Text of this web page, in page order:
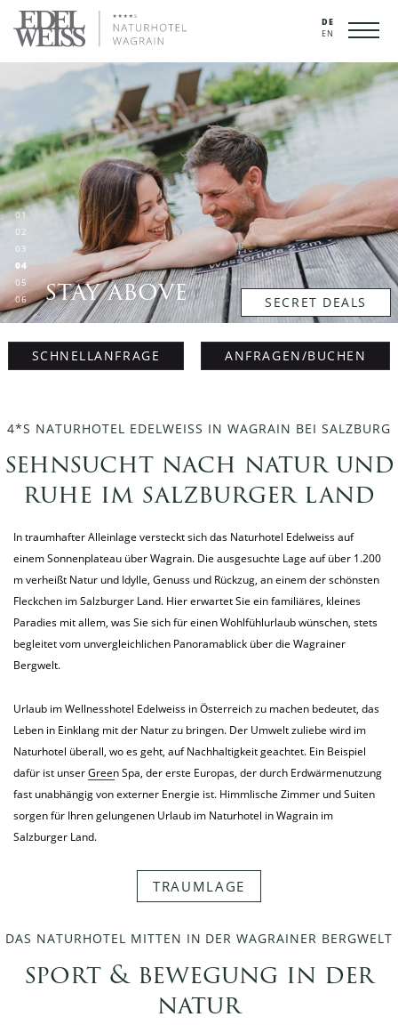
stay above
01
02
03
04
05
06
SECRET DEALS
SCHNELLANFRAGE ANFRAGEN/BUCHEN
4*S NATURHOTEL EDELWEISS IN WAGRAIN BEI SALZBURG
sehnsucht nach natur und
ruhe im salzburger land
In traumhafter Alleinlage versteckt sich das Naturhotel Edelweiss auf
einem Sonnenplateau über Wagrain. Die ausgesuchte Lage auf über 1.200
m verheißt Natur und Idylle, Genuss und Rückzug, an einem der schönsten
Fleckchen im Salzburger Land. Hier erwartet Sie ein familiäres, kleines
Paradies mit allem, was Sie sich für einen Wohlfühlurlaub wünschen, stets
begleitet vom unvergleichlichen Panoramablick über die Wagrainer
Bergwelt.
Urlaub im Wellnesshotel Edelweiss in Österreich zu machen bedeutet, das
Leben in Einklang mit der Natur zu bringen. Der Umwelt zuliebe wird im
Naturhotel überall, wo es geht, auf Nachhaltigkeit geachtet. Ein Beispiel
dafür ist unserGreen Spa, der erste Europas, der durch Erdwärmenutzung
fast unabhängig von externer Energie ist. Himmlische Zimmer und Suiten
sorgen für Ihren gelungenen Urlaub im Naturhotel in Wagrain im
Salzburger Land.
TRAUMLAGE
DAS NATURHOTEL MITTEN IN DER WAGRAINER BERGWELT
sport & bewegung in der
natur
DE
EN